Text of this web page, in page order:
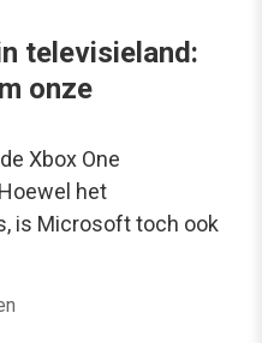
televisieland:
onze
Xbox One
het
is Microsoft toch ook